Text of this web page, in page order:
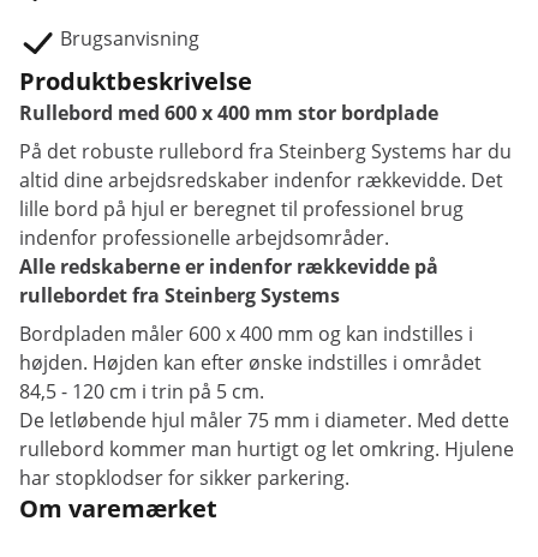
Brugsanvisning
Produktbeskrivelse
Rullebord med 600 x 400 mm stor bordplade
På det robuste rullebord fra Steinberg Systems har du
altid dine arbejdsredskaber indenfor rækkevidde. Det
lille bord på hjul er beregnet til professionel brug
indenfor professionelle arbejdsområder.
Alle redskaberne er indenfor rækkevidde på
rullebordet fra Steinberg Systems
Bordpladen måler 600 x 400 mm og kan indstilles i
højden. Højden kan efter ønske indstilles i området
84,5 - 120 cm i trin på 5 cm.
De letløbende hjul måler 75 mm i diameter. Med dette
rullebord kommer man hurtigt og let omkring. Hjulene
har stopklodser for sikker parkering.
Om varemærket